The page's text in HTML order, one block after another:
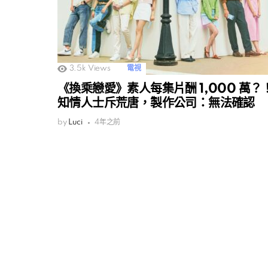
3.5k Views 電視
《換乘戀愛》素人每集片酬 1,000 萬？
知情人士斥荒唐，製作公司：無法確認
by Luci 4年之前